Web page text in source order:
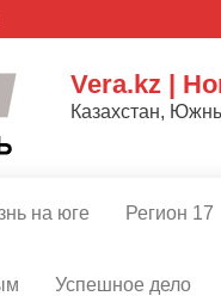
Vera.kz |
Казахстан,
на юге Регион 17
Успешное дело